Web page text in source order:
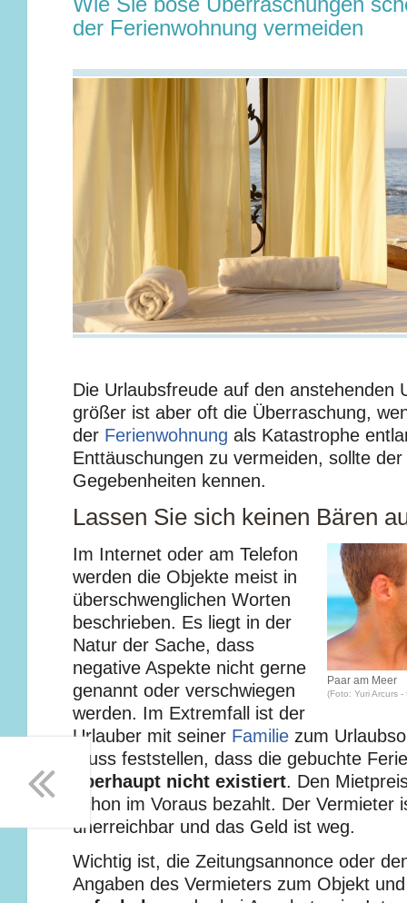
der Ferienwohnung vermeiden
Die Urlaubsfreude auf den anstehenden
größer ist aber oft die Überraschung,
der Ferienwohnung als Katastrophe
Enttäuschungen zu vermeiden, sollte
Gegebenheiten kennen.
Lassen Sie sich keinen Bären
Paar am Meer
(Foto: Yuri Arcurs
Im Internet oder am Telefon
werden die Objekte meist in
überschwenglichen Worten
beschrieben. Es liegt in der
Natur der Sache, dass
negative Aspekte nicht gerne
genannt oder verschwiegen
werden. Im Extremfall ist der
Urlauber mit seiner Familie zum
muss feststellen, dass die gebuchte
überhaupt nicht existiert. Den
schon im Voraus bezahlt. Der Vermieter
unerreichbar und das Geld ist weg.
Wichtig ist, die Zeitungsannonce oder
Angaben des Vermieters zum Objekt